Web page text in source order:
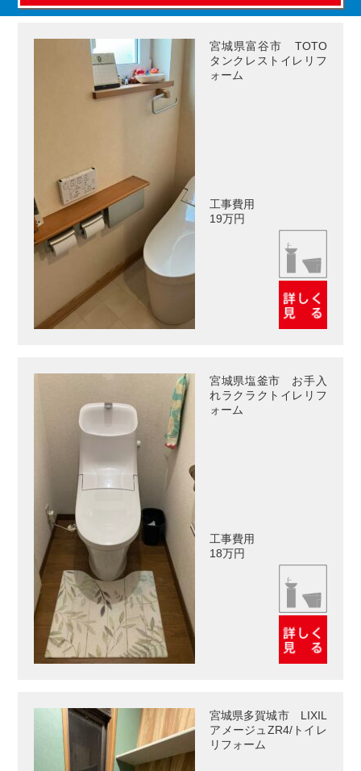
宮城県富谷市 TOTO
タンクレストイレリフ
ォーム
工事費用
19万円
宮城県塩釜市 お手入
れラクラクトイレリフ
ォーム
工事費用
18万円
宮城県多賀城市 LIXIL
アメージュZR4/トイレ
リフォーム